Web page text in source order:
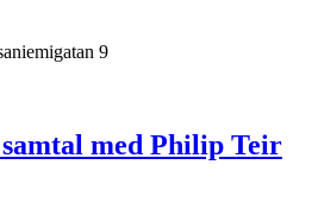
9
med Philip Teir